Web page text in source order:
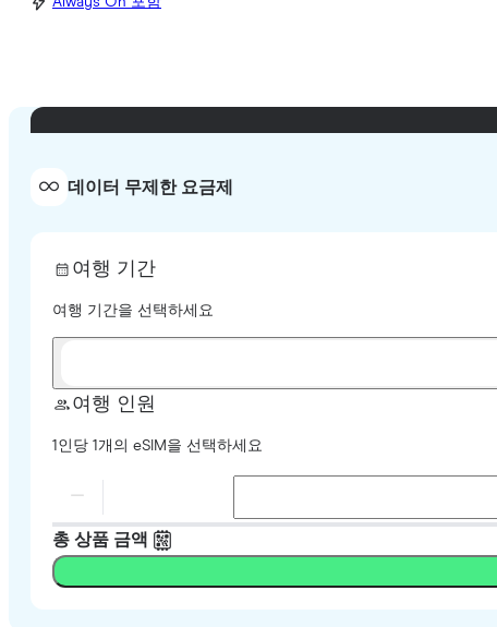
데이터 무제한 요금제
여행 기간
여행 기간을 선택하세요
여행 인원
1인당 1개의 eSIM을 선택하세요
총 상품 금액